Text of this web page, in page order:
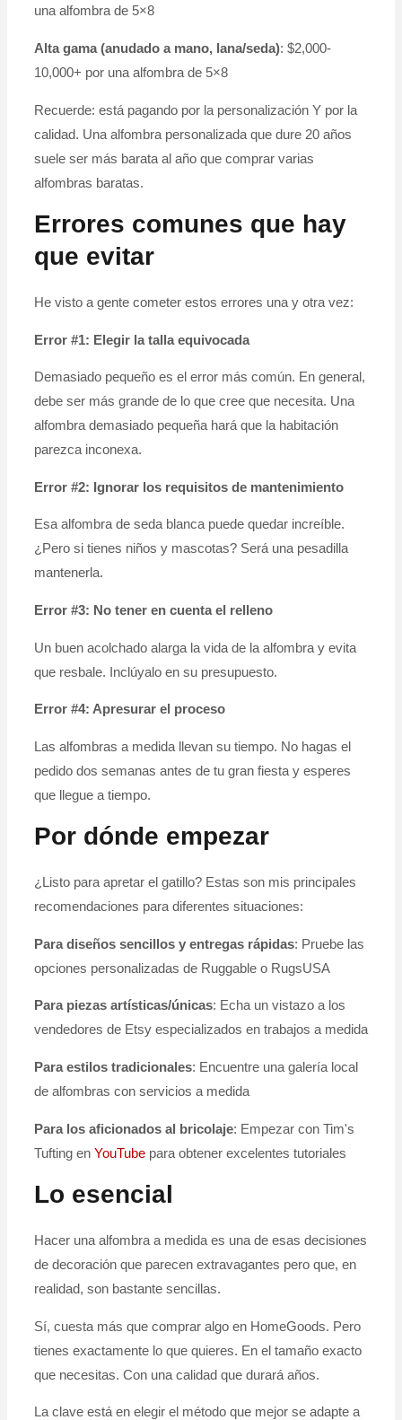
una alfombra de 5×8
Alta gama (anudado a mano, lana/seda): $2,000-
10,000+ por una alfombra de 5×8
Recuerde: está pagando por la personalización Y por la
calidad. Una alfombra personalizada que dure 20 años
suele ser más barata al año que comprar varias
alfombras baratas.
Errores comunes que hay
que evitar
He visto a gente cometer estos errores una y otra vez:
Error #1: Elegir la talla equivocada
Demasiado pequeño es el error más común. En general,
debe ser más grande de lo que cree que necesita. Una
alfombra demasiado pequeña hará que la habitación
parezca inconexa.
Error #2: Ignorar los requisitos de mantenimiento
Esa alfombra de seda blanca puede quedar increíble.
¿Pero si tienes niños y mascotas? Será una pesadilla
mantenerla.
Error #3: No tener en cuenta el relleno
Un buen acolchado alarga la vida de la alfombra y evita
que resbale. Inclúyalo en su presupuesto.
Error #4: Apresurar el proceso
Las alfombras a medida llevan su tiempo. No hagas el
pedido dos semanas antes de tu gran fiesta y esperes
que llegue a tiempo.
Por dónde empezar
¿Listo para apretar el gatillo? Estas son mis principales
recomendaciones para diferentes situaciones:
Para diseños sencillos y entregas rápidas: Pruebe las
opciones personalizadas de Ruggable o RugsUSA
Para piezas artísticas/únicas: Echa un vistazo a los
vendedores de Etsy especializados en trabajos a medida
Para estilos tradicionales: Encuentre una galería local
de alfombras con servicios a medida
Para los aficionados al bricolaje: Empezar con Tim's
Tufting en YouTubepara obtener excelentes tutoriales
Lo esencial
Hacer una alfombra a medida es una de esas decisiones
de decoración que parecen extravagantes pero que, en
realidad, son bastante sencillas.
Sí, cuesta más que comprar algo en HomeGoods. Pero
tienes exactamente lo que quieres. En el tamaño exacto
que necesitas. Con una calidad que durará años.
La clave está en elegir el método que mejor se adapte a